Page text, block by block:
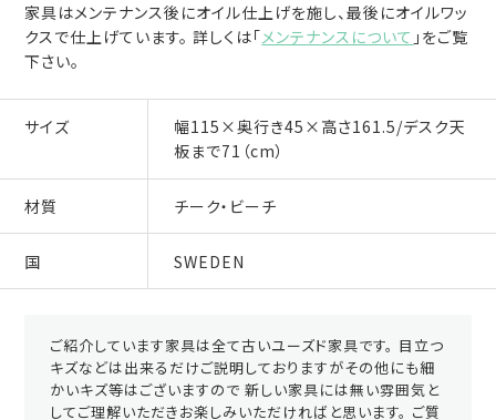
家具はメンテナンス後にオイル仕上げを施し、最後にオイルワッ
クスで仕上げています。 詳しくは「メンテナンスについて 」をご覧
下さい。
サイズ
幅115×奥行き45×高さ161.5/デスク天
板まで71（cm）
材質 チーク・ビーチ
国 SWEDEN
ご紹介しています家具は全て古いユーズド家具です。 目立つ
キズなどは出来るだけご説明しておりますがその他にも細
かいキズ等はございますので 新しい家具には無い雰囲気と
してご理解いただきお楽しみいただければと思います。 ご質